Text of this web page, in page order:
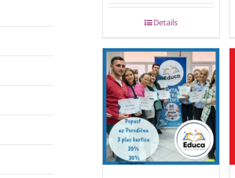
Details